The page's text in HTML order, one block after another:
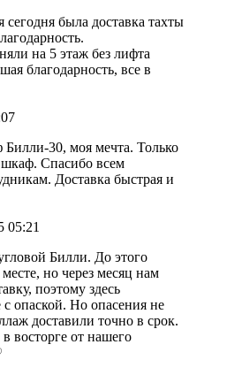
сегодня была доставка тахты
на 5 этаж без лифта
благодарность, все в
30, моя мечта. Только
Спасибо всем
Доставка быстрая и
05:21
Билли. До этого
но через месяц нам
поэтому здесь
опаской. Но опасения не
доставили точно в срок.
восторге от нашего